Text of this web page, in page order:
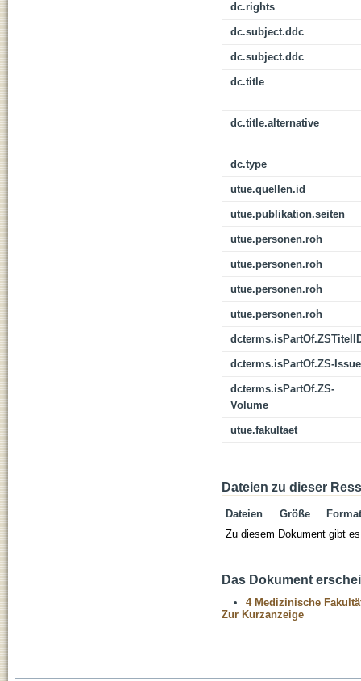
dc.rights
dc.subject.ddc
dc.subject.ddc
dc.title
dc.title.alternative
dc.type
utue.quellen.id
utue.publikation.seiten
utue.personen.roh
utue.personen.roh
utue.personen.roh
utue.personen.roh
dcterms.isPartOf.ZS-Issue
dcterms.isPartOf.ZS-
Volume
utue.fakultaet
Dateien zu dieser
Dateien Größe
Format
Zu diesem Dokument gibt
Das Dokument
4 Medizinische
Zur Kurzanzeige